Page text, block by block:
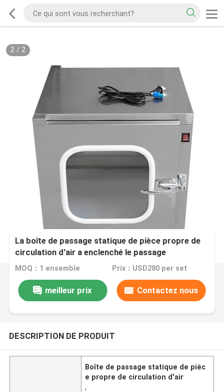
2/ 2
La boîte de passage statique de pièce propre de
circulation d'air a enclenché le passage
dynamique par l'anti corrosion de boîte
MOQ：1 ensemble Prix：USD280 per set
meilleur prix Contactez nous
DESCRIPTION DE PRODUIT
Boîte de passage statique de pièc
e propre de circulation d'air
,